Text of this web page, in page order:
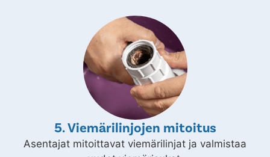
5. Viemärilinjojen mitoitus
Asentajat mitoittavat viemärilinjat ja valmistaa